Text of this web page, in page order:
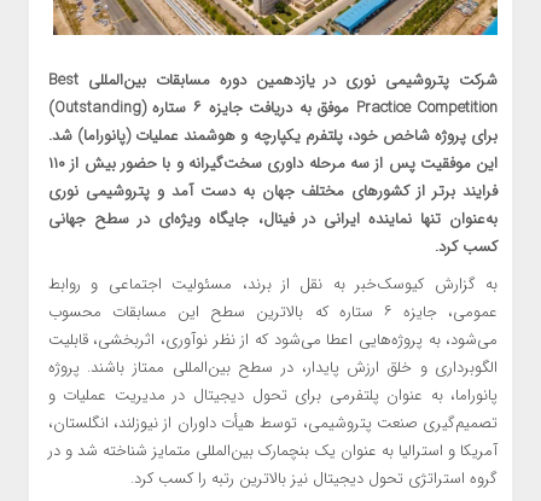
شرکت پتروشیمی نوری در یازدهمین دوره مسابقات بین‌المللی Best
Practice Competition موفق به دریافت جایزه ۶ ستاره (Outstanding)
برای پروژه شاخص خود، پلتفرم یکپارچه و هوشمند عملیات (پانوراما) شد.
این موفقیت پس از سه مرحله داوری سخت‌گیرانه و با حضور بیش از ۱۱۰
فرایند برتر از کشورهای مختلف جهان به دست آمد و پتروشیمی نوری
به‌عنوان تنها نماینده ایرانی در فینال، جایگاه ویژه‌ای در سطح جهانی
کسب کرد.
به گزارش کیوسک‌خبر به نقل از برند، مسئولیت اجتماعی و روابط
عمومی، جایزه ۶ ستاره که بالاترین سطح این مسابقات محسوب
می‌شود، به پروژه‌هایی اعطا می‌شود که از نظر نوآوری، اثربخشی، قابلیت
الگوبرداری و خلق ارزش پایدار، در سطح بین‌المللی ممتاز باشند. پروژه
پانوراما، به عنوان پلتفرمی برای تحول دیجیتال در مدیریت عملیات و
تصمیم‌گیری صنعت پتروشیمی، توسط هیأت داوران از نیوزلند، انگلستان،
آمریکا و استرالیا به عنوان یک بنچمارک بین‌المللی متمایز شناخته شد و در
گروه استراتژی تحول دیجیتال نیز بالاترین رتبه را کسب کرد.